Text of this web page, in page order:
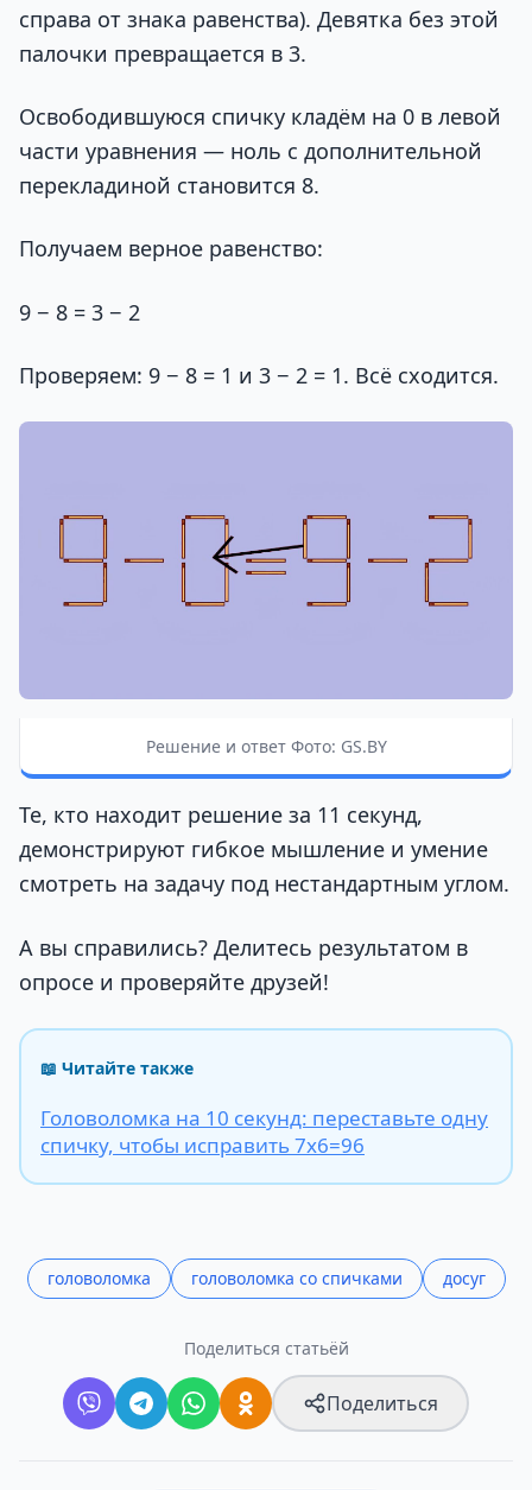
справа от знака равенства). Девятка без этой
палочки превращается в 3.
Освободившуюся спичку кладём на 0 в левой
части уравнения — ноль с дополнительной
перекладиной становится 8.
Получаем верное равенство:
9 − 8 = 3 − 2
Проверяем: 9 − 8 = 1 и 3 − 2 = 1. Всё сходится.
Решение и ответ Фото: GS.BY
Те, кто находит решение за 11 секунд,
демонстрируют гибкое мышление и умение
смотреть на задачу под нестандартным углом.
А вы справились? Делитесь результатом в
опросе и проверяйте друзей!
📖 Читайте также
Головоломка на 10 секунд: переставьте одну
спичку, чтобы исправить 7х6=96
головоломка головоломка со спичками досуг
Поделиться статьёй
Поделиться